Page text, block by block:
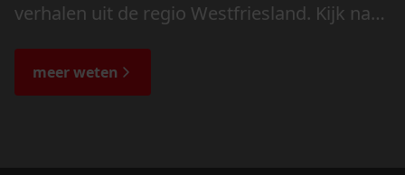
verhalen uit de regio Westfriesland. Kijk naar
de bijzondere verhalen.
meer weten